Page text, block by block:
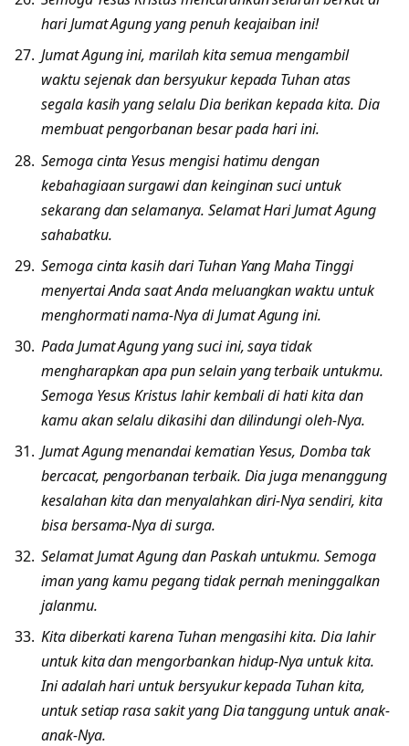
hari Jumat Agung yang penuh keajaiban ini!
Jumat Agung ini, marilah kita semua mengambil
waktu sejenak dan bersyukur kepada Tuhan atas
segala kasih yang selalu Dia berikan kepada kita. Dia
membuat pengorbanan besar pada hari ini.
Semoga cinta Yesus mengisi hatimu dengan
kebahagiaan surgawi dan keinginan suci untuk
sekarang dan selamanya. Selamat Hari Jumat Agung
sahabatku.
Semoga cinta kasih dari Tuhan Yang Maha Tinggi
menyertai Anda saat Anda meluangkan waktu untuk
menghormati nama-Nya di Jumat Agung ini.
Pada Jumat Agung yang suci ini, saya tidak
mengharapkan apa pun selain yang terbaik untukmu.
Semoga Yesus Kristus lahir kembali di hati kita dan
kamu akan selalu dikasihi dan dilindungi oleh-Nya.
Jumat Agung menandai kematian Yesus, Domba tak
bercacat, pengorbanan terbaik. Dia juga menanggung
kesalahan kita dan menyalahkan diri-Nya sendiri, kita
bisa bersama-Nya di surga.
Selamat Jumat Agung dan Paskah untukmu. Semoga
iman yang kamu pegang tidak pernah meninggalkan
jalanmu.
Kita diberkati karena Tuhan mengasihi kita. Dia lahir
untuk kita dan mengorbankan hidup-Nya untuk kita.
Ini adalah hari untuk bersyukur kepada Tuhan kita,
untuk setiap rasa sakit yang Dia tanggung untuk anak-
anak-Nya.